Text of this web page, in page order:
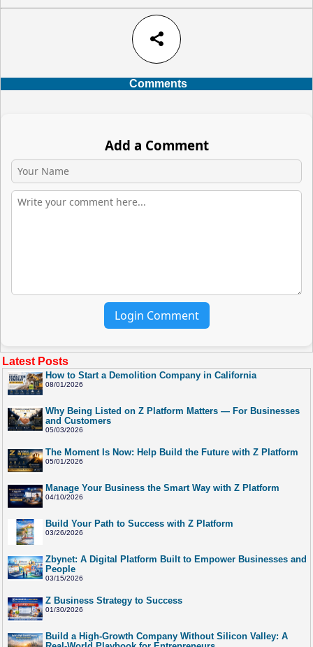
share
Comments
Add a Comment
Login Comment
Latest Posts
How to Start a Demolition Company in California
08/01/2026
Why Being Listed on Z Platform Matters — For Businesses
and Customers
05/03/2026
The Moment Is Now: Help Build the Future with Z Platform
05/01/2026
Manage Your Business the Smart Way with Z Platform
04/10/2026
Build Your Path to Success with Z Platform
03/26/2026
Zbynet: A Digital Platform Built to Empower Businesses and
People
03/15/2026
Z Business Strategy to Success
01/30/2026
Build a High-Growth Company Without Silicon Valley: A